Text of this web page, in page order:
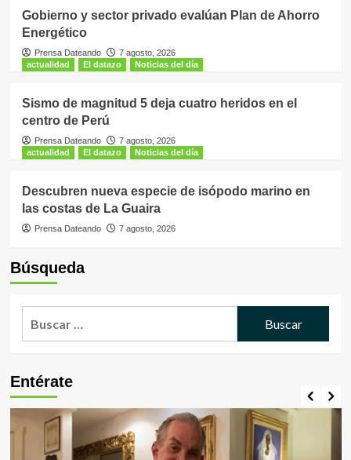
Gobierno y sector privado evalúan Plan de Ahorro
Energético
Prensa Dateando
7 agosto, 2026
actualidad
El datazo Noticias del día
Sismo de magnitud 5 deja cuatro heridos en el
centro de Perú
Prensa Dateando
7 agosto, 2026
actualidad
El datazo Noticias del día
Descubren nueva especie de isópodo marino en
las costas de La Guaira
Prensa Dateando 7 agosto, 2026
Búsqueda
Entérate